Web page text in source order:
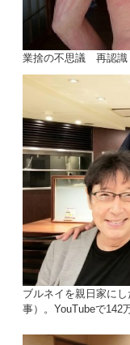
業捨の不思議 再認識
ブルネイを親日家に
事）。YouTubeで142